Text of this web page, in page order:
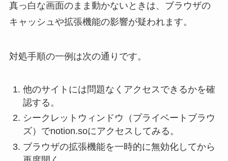
真っ白な画面のまま動かないときは、ブラウザの
キャッシュや拡張機能の影響が疑われます。
対処手順の一例は次の通りです。
他のサイトには問題なくアクセスできるかを確
認する。
シークレットウィンドウ（プライベートブラウ
ズ）でnotion.soにアクセスしてみる。
ブラウザの拡張機能を一時的に無効化してから